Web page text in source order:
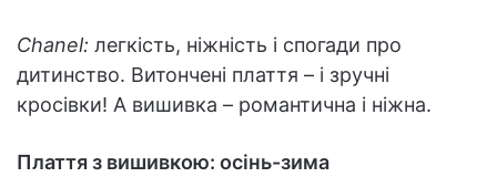
Chanel: легкість, ніжність і спогади про
дитинство. Витончені плаття – і зручні
кросівки! А вишивка – романтична і ніжна.
Плаття з вишивкою: осінь-зима